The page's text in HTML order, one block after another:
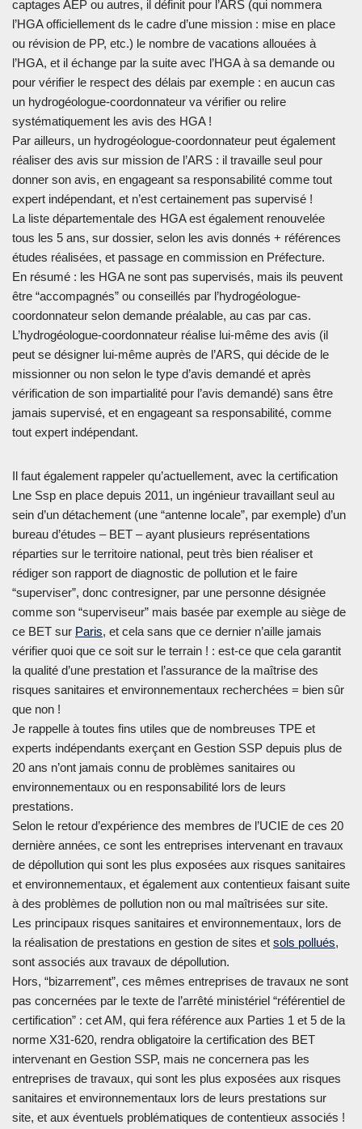
captages AEP ou autres, il définit pour l’ARS (qui nommera
l’HGA officiellement ds le cadre d’une mission : mise en place
ou révision de PP, etc.) le nombre de vacations allouées à
l’HGA, et il échange par la suite avec l’HGA à sa demande ou
pour vérifier le respect des délais par exemple : en aucun cas
un hydrogéologue-coordonnateur va vérifier ou relire
systématiquement les avis des HGA !
Par ailleurs, un hydrogéologue-coordonnateur peut également
réaliser des avis sur mission de l’ARS : il travaille seul pour
donner son avis, en engageant sa responsabilité comme tout
expert indépendant, et n’est certainement pas supervisé !
La liste départementale des HGA est également renouvelée
tous les 5 ans, sur dossier, selon les avis donnés + références
études réalisées, et passage en commission en Préfecture.
En résumé : les HGA ne sont pas supervisés, mais ils peuvent
être “accompagnés” ou conseillés par l’hydrogéologue-
coordonnateur selon demande préalable, au cas par cas.
L’hydrogéologue-coordonnateur réalise lui-même des avis (il
peut se désigner lui-même auprès de l’ARS, qui décide de le
missionner ou non selon le type d’avis demandé et après
vérification de son impartialité pour l’avis demandé) sans être
jamais supervisé, et en engageant sa responsabilité, comme
tout expert indépendant.
Il faut également rappeler qu’actuellement, avec la certification
Lne Ssp en place depuis 2011, un ingénieur travaillant seul au
sein d’un détachement (une “antenne locale”, par exemple) d’un
bureau d’études – BET – ayant plusieurs représentations
réparties sur le territoire national, peut très bien réaliser et
rédiger son rapport de diagnostic de pollution et le faire
“superviser”, donc contresigner, par une personne désignée
comme son “superviseur” mais basée par exemple au siège de
ce BET sur Paris, et cela sans que ce dernier n’aille jamais
vérifier quoi que ce soit sur le terrain ! : est-ce que cela garantit
la qualité d’une prestation et l’assurance de la maîtrise des
risques sanitaires et environnementaux recherchées = bien sûr
que non !
Je rappelle à toutes fins utiles que de nombreuses TPE et
experts indépendants exerçant en Gestion SSP depuis plus de
20 ans n’ont jamais connu de problèmes sanitaires ou
environnementaux ou en responsabilité lors de leurs
prestations.
Selon le retour d’expérience des membres de l’UCIE de ces 20
dernière années, ce sont les entreprises intervenant en travaux
de dépollution qui sont les plus exposées aux risques sanitaires
et environnementaux, et également aux contentieux faisant suite
à des problèmes de pollution non ou mal maîtrisées sur site.
Les principaux risques sanitaires et environnementaux, lors de
la réalisation de prestations en gestion de sites et sols pollués,
sont associés aux travaux de dépollution.
Hors, “bizarrement”, ces mêmes entreprises de travaux ne sont
pas concernées par le texte de l’arrêté ministériel “référentiel de
certification” : cet AM, qui fera référence aux Parties 1 et 5 de la
norme X31-620, rendra obligatoire la certification des BET
intervenant en Gestion SSP, mais ne concernera pas les
entreprises de travaux, qui sont les plus exposées aux risques
sanitaires et environnementaux lors de leurs prestations sur
site, et aux éventuels problématiques de contentieux associés !